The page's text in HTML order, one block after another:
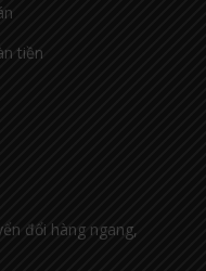
tiền
đổi hàng ngang,